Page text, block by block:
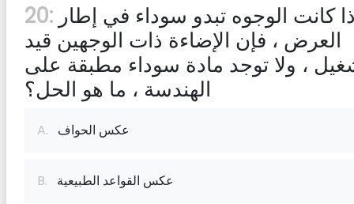
20:
العرض ، فإن الإضاءة ذات الوجهين قيد
، ولا توجد مادة سوداء مطبقة على
الهندسة ، ما هو الحل؟
A. عكس الحواف
B. عكس القواعد الطبيعية